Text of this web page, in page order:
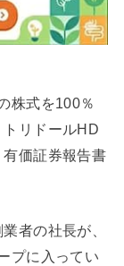
株式を100％
リドールHD
価証券報告書
者の社長が、
プに入ってい